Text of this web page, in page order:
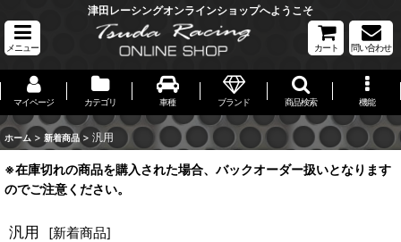
津田レーシングオンラインショップへようこそ
メニュー カート 問い合わせ
マイページ カテゴリ 車種 ブランド 商品検索 機能
ホーム > 新着商品 > 汎用
※在庫切れの商品を購入された場合、バックオーダー扱いとなります
のでご注意ください。
汎用 [新着商品]